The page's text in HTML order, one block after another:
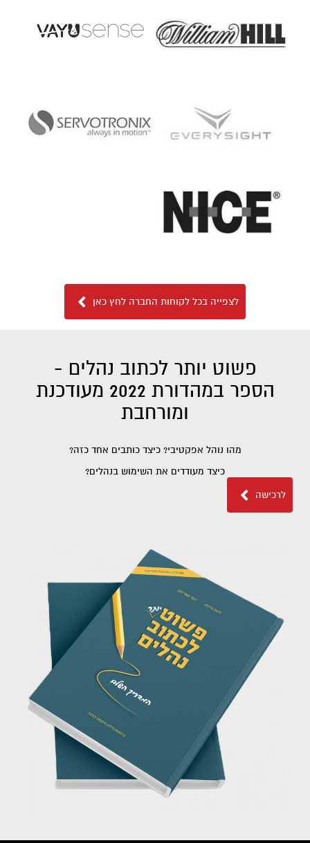
לצפייה בכל לקוחות החברה לחץ כאן
פשוט יותר לכתוב נהלים -
הספר במהדורת 2022 מעודכנת
ומורחבת
מהו נוהל אפקטיבי? כיצד כותבים אחד כזה?
כיצד מעודדים את השימוש בנהלים?
לרכישה